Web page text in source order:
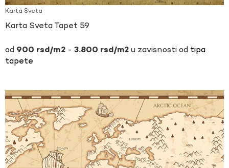
Karta Sveta
Karta Sveta Tapet 59
900 rsd - 3.800 rsd u zavisnosti od tipa
tapete